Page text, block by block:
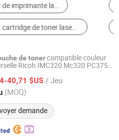
Cartouche d'Encre
Poudre de Toner
de tonercompatible couleur
Ricoh IMC320 Mc320 PC375
40,71 $US / Jeu
(MOQ)
demande
Ltd.
Depuis 2013